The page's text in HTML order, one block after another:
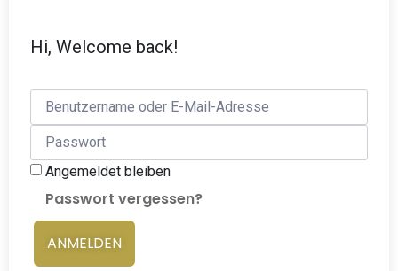
Hi, Welcome back!
Angemeldet bleiben
Passwort vergessen?
ANMELDEN